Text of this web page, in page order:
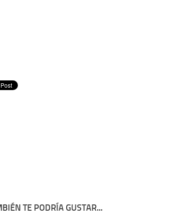
TE PODRÍA GUSTAR...